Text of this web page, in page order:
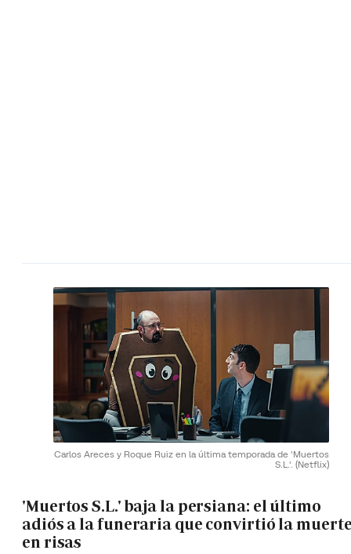
Carlos Areces y Roque Ruiz en la última temporada de 'Muertos
S.L.'. (Netflix)
'Muertos S.L.' baja la persiana: el último
adiós a la funeraria que convirtió la
en risas